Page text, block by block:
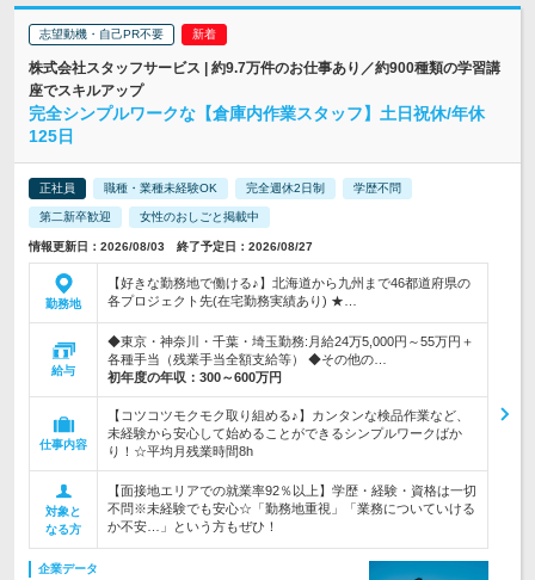
志望動機・自己PR不要
株式会社スタッフサービス | 約9.7万件のお仕事あり／約900種類の学習講
座でスキルアップ
完全シンプルワークな【倉庫内作業スタッフ】土日祝休/年休
125日
正社員 職種・業種未経験OK 完全週休2日制 学歴不問
第二新卒歓迎 女性のおしごと掲載中
情報更新日：2026/08/03 終了予定日：2026/08/27
勤務地
【好きな勤務地で働ける♪】北海道から九州まで46都道府県の
各プロジェクト先(在宅勤務実績あり) ★…
給与
◆東京・神奈川・千葉・埼玉勤務:月給24万5,000円～55万円＋
各種手当（残業手当全額支給等） ◆その他の…
初年度の年収： 300～600万円
仕事内容
【コツコツモクモク取り組める♪】カンタンな検品作業など、
未経験から安心して始めることができるシンプルワークばか
り！☆平均月残業時間8h
対象と
なる方
【面接地エリアでの就業率92％以上】学歴・経験・資格は一切
不問※未経験でも安心☆「勤務地重視」「業務についていける
か不安…」という方もぜひ！
企業データ